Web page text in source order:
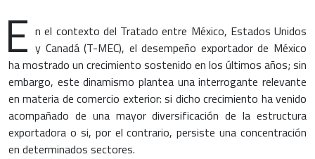
E n el contexto del Tratado entre México, Estados Unidos
y Canadá (T-MEC), el desempeño exportador de México
ha mostrado un crecimiento sostenido en los últimos años; sin
embargo, este dinamismo plantea una interrogante relevante
en materia de comercio exterior: si dicho crecimiento ha venido
acompañado de una mayor diversificación de la estructura
exportadora o si, por el contrario, persiste una concentración
en determinados sectores.